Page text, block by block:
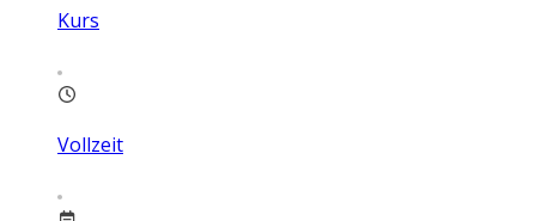
Kurs
Vollzeit